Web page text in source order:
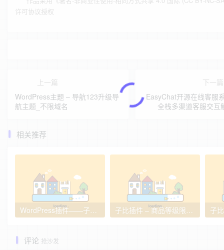
许可协议授权
上一篇
WordPress主题 – 导航123升级导
航主题_不限域名
下一
EasyChat开源在线客服
全栈多渠道客服交互
相关推荐
子
评论 抢沙发